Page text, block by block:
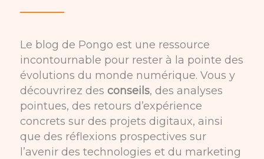
Le blog de Pongo est une ressource
incontournable pour rester à la pointe des
évolutions du monde numérique. Vous y
découvrirez des conseils, des analyses
pointues, des retours d’expérience
concrets sur des projets digitaux, ainsi
que des réflexions prospectives sur
l’avenir des technologies et du marketing